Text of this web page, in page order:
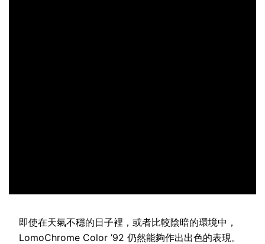
即使在天氣不穩的日子裡，或者比較陰暗的環境中，
LomoChrome Color ’92 仍然能夠作出出色的表現。